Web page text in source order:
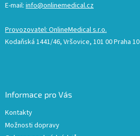
E-mail: info@onlinemedical.cz
Provozovatel: OnlineMedical s.r.o.
Kodaňská 1441/46, Vršovice, 101 00 Praha 10
Informace pro Vás
Kontakty
Možnosti dopravy